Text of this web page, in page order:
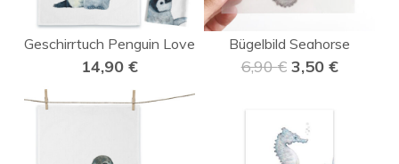
Geschirrtuch Penguin Love
14,90 €
Bügelbild Seahorse
6,90€ 3,50 €